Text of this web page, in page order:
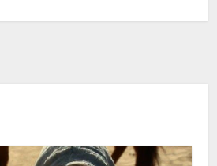
น ทีเส็บร่วมมือกับไมซ์
ขยะลงให้ได้